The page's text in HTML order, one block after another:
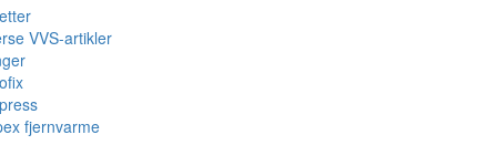
VVS-artikler
fjernvarme